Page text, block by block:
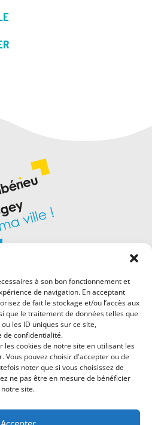
à son bon fonctionnement et
de navigation. En acceptant
de fait le stockage et/ou l’accès aux
que le traitement de données telles que
les ID uniques sur ce site,
de confidentialité.
les cookies de notre site en utilisant les
Vous pouvez choisir d'accepter ou de
noter que si vous choisissez de
ne pas être en mesure de bénéficier
site.